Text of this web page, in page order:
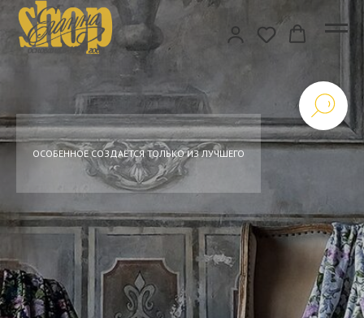
ОСОБЕННОЕ СОЗДАЁТСЯ ТОЛЬКО ИЗ ЛУЧШЕГО